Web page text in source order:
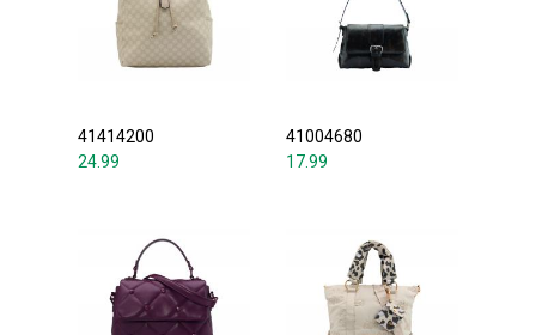
41414200
24.99
41004680
17.99